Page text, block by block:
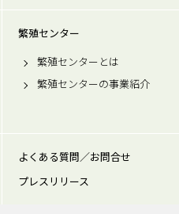
繁殖センター
繁殖センターとは
繁殖センターの事業紹介
よくある質問／お問合せ
プレスリリース